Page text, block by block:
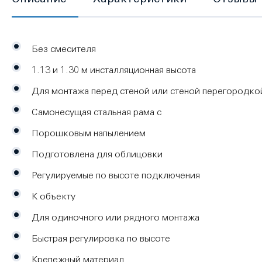
Без смесителя
1.13 и 1.30 м инсталляционная высота
Для монтажа перед стеной или стеной
Самонесущая стальная рама с
Порошковым напылением
Подготовлена для облицовки
Регулируемые по высоте подключения
К объекту
Для одиночного или рядного монтажа
Быстрая регулировка по высоте
Крепежный материал